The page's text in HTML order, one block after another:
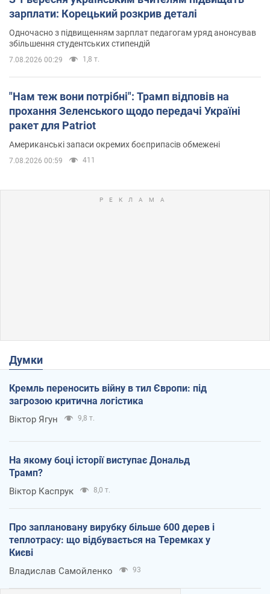
зарплати: Корецький розкрив деталі
Одночасно з підвищенням зарплат педагогам уряд анонсував
збільшення студентських стипендій
7.08.2026 00:29 1,8 т.
"Нам теж вони потрібні": Трамп відповів на
прохання Зеленського щодо передачі Україні
ракет для Patriot
Американські запаси окремих боєприпасів обмежені
7.08.2026 00:59 411
Думки
Кремль переносить війну в тил Європи: під
загрозою критична логістика
Віктор Ягун 9,8 т.
На якому боці історії виступає Дональд
Трамп?
Віктор Каспрук 8,0 т.
Про заплановану вирубку більше 600 дерев і
теплотрасу: що відбувається на Теремках у
Києві
Владислав Самойленко 93